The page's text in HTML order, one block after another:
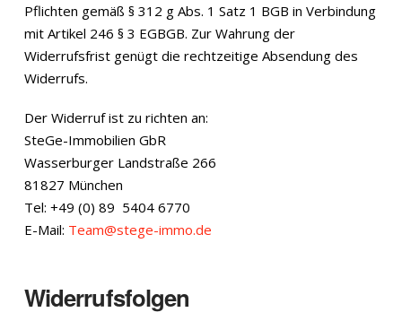
Pflichten gemäß § 312 g Abs. 1 Satz 1 BGB in Verbindung
mit Artikel 246 § 3 EGBGB. Zur Wahrung der
Widerrufsfrist genügt die rechtzeitige Absendung des
Widerrufs.
Der Widerruf ist zu richten an:
SteGe-Immobilien GbR
Wasserburger Landstraße 266
81827 München
Tel: +49 (0) 89 5404 6770
E-Mail: Team@stege-immo.de
Widerrufsfolgen